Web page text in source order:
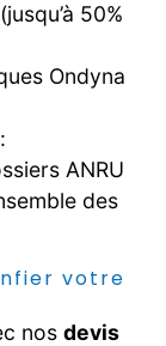
50%
Ondyna
ANRU
des
votre
nos devis